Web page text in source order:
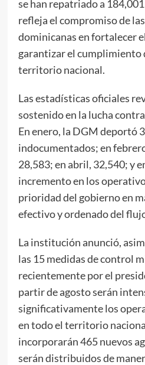
se han repatriado a
refleja el compromiso de
dominicanas en fortalecer
garantizar el cumplimiento
territorio nacional.
Las estadísticas oficiales
sostenido en la lucha
En enero, la DGM deportó
indocumentados; en
28,583; en abril, 32,540; y
incremento en los
prioridad del gobierno en
efectivo y ordenado del
La institución anunció,
las 15 medidas de control
recientemente por el
partir de agosto serán
significativamente los
en todo el territorio
incorporarán 465 nuevos
serán distribuidos de